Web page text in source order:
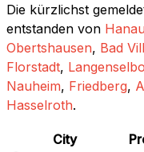
Die kürzlichst
entstanden von
Obertshausen, Bad
Florstadt,
Nauheim, Friedberg,
Hasselroth.
City